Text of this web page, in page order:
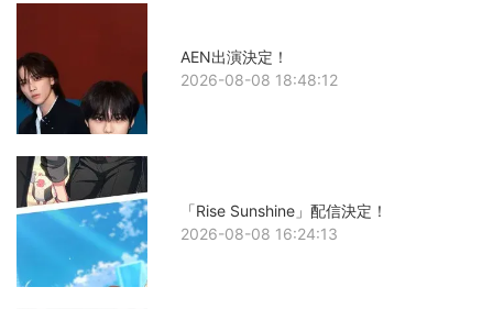
AEN出演決定！
2026-08-08 18:48:12
「Rise Sunshine」配信決定！
2026-08-08 16:24:13